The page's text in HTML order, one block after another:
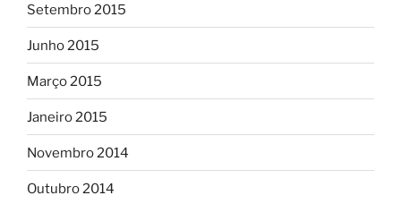
Setembro 2015
Junho 2015
Março 2015
Janeiro 2015
Novembro 2014
Outubro 2014